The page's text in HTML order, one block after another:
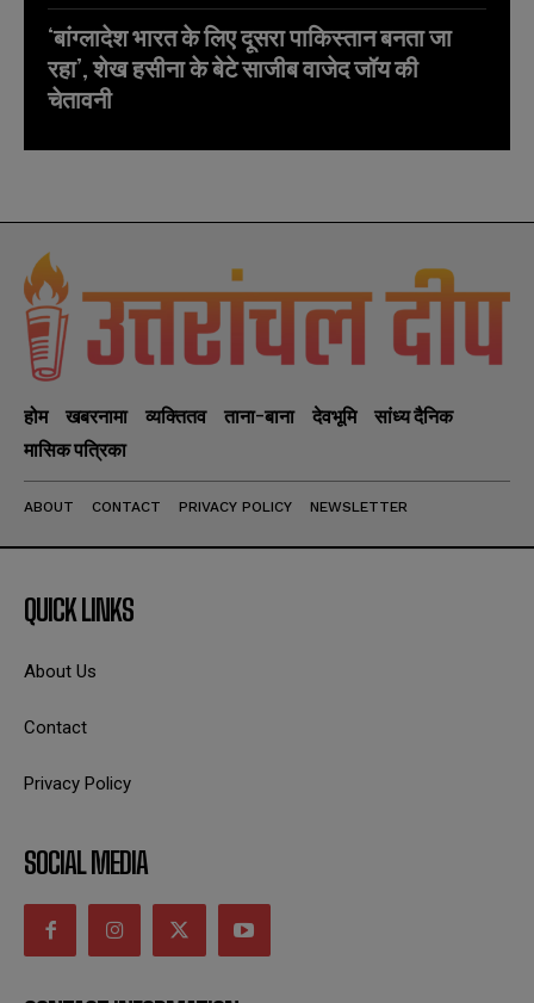
‘बांग्लादेश भारत के लिए दूसरा पाकिस्तान बनता जा
रहा’, शेख हसीना के बेटे साजीब वाजेद जॉय की
चेतावनी
होम खबरनामा व्यक्तितव ताना-बाना देवभूमि
सांध्य दैनिक
मासिक पत्रिका
ABOUT CONTACT PRIVACY POLICY NEWSLETTER
QUICK LINKS
About Us
Contact
Privacy Policy
SOCIAL MEDIA